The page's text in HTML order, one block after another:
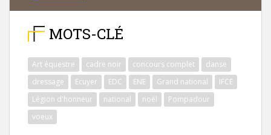
MOTS-CLÉ
Art équestre cadre noir concours complet
danse
dressage
Ecuyer EDC ENE Grand national
IFCE
Légion d'honneur
national noël
Pompadour
voeux